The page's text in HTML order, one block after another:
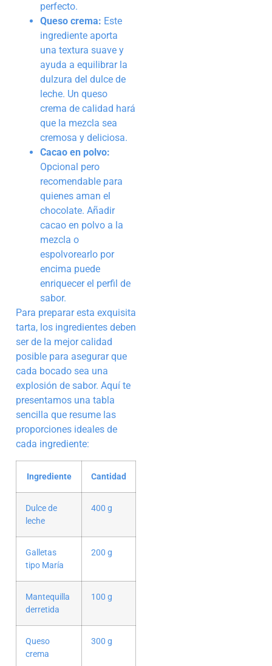
perfecto.
Queso crema: Este
ingrediente aporta
una textura suave y
ayuda a equilibrar la
dulzura del dulce de
leche. Un queso
crema de calidad hará
que la mezcla sea
cremosa y deliciosa.
Cacao en polvo:
Opcional pero
recomendable para
quienes aman el
chocolate. Añadir
cacao en polvo a la
mezcla o
espolvorearlo por
encima puede
enriquecer el perfil de
sabor.
Para preparar esta exquisita
tarta, los ingredientes deben
ser de la mejor calidad
posible para asegurar que
cada bocado sea una
explosión de sabor. Aquí te
presentamos una tabla
sencilla que resume las
proporciones ideales de
cada ingrediente:
Ingrediente Cantidad
Dulce de
leche
400 g
Galletas
tipo María
200 g
Mantequilla
derretida
100 g
Queso
crema
300 g